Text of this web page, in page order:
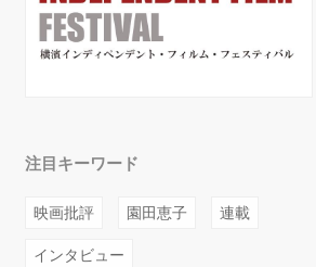
注目キーワード
映画批評 園田恵子 連載
インタビュー